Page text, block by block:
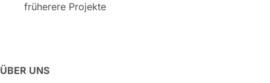
früherere Projekte
ÜBER UNS